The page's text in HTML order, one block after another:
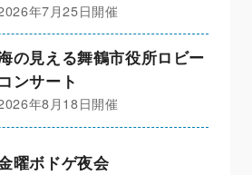
年7月25日開催
の見える舞鶴市役所ロビー
コンサート
年8月18日開催
曜ボドゲ夜会